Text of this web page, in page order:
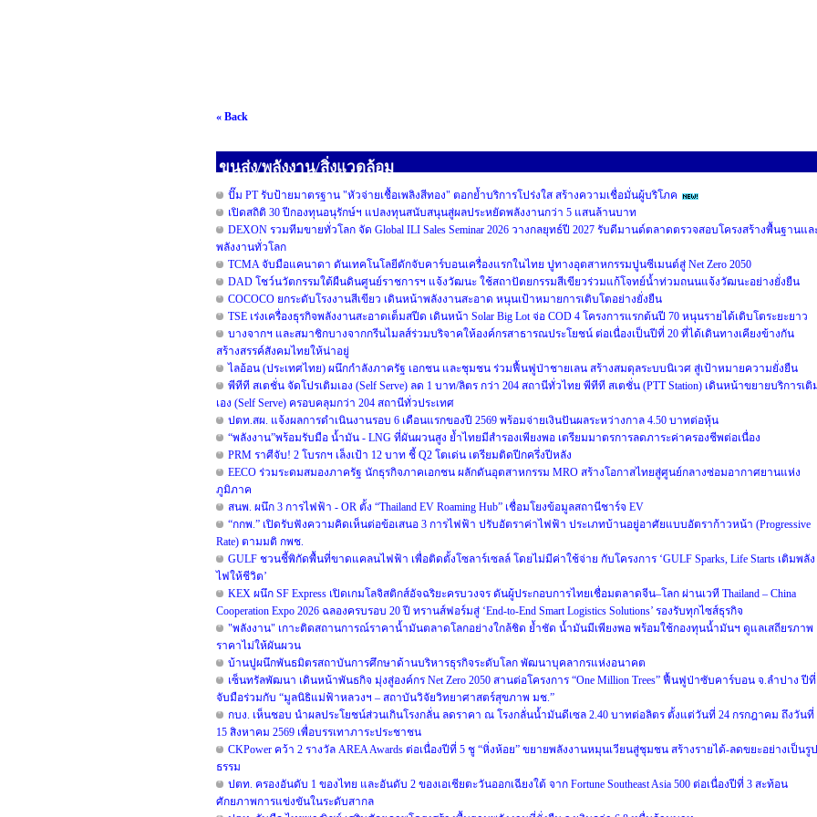
« Back
ขนส่ง/พลังงาน/สิ่งแวดล้อม
ปั๊ม PT รับป้ายมาตรฐาน "หัวจ่ายเชื้อเพลิงสีทอง" ตอกย้ำบริการโปร่งใส สร้างความเชื่อมั่นผู้บริโภค
เปิดสถิติ 30 ปีกองทุนอนุรักษ์ฯ แปลงทุนสนับสนุนสู่ผลประหยัดพลังงานกว่า 5 แสนล้านบาท
DEXON รวมทีมขายทั่วโลก จัด Global ILI Sales Seminar 2026 วางกลยุทธ์ปี 2027 รับดีมานด์ตลาดตรวจสอบโครงสร้างพื้นฐานแล
พลังงานทั่วโลก
TCMA จับมือแคนาดา ดันเทคโนโลยีดักจับคาร์บอนเครื่องแรกในไทย ปูทางอุตสาหกรรมปูนซีเมนต์สู่ Net Zero 2050
DAD โชว์นวัตกรรมใต้ผืนดินศูนย์ราชการฯ แจ้งวัฒนะ ใช้สถาปัตยกรรมสีเขียวร่วมแก้โจทย์น้ำท่วมถนนแจ้งวัฒนะอย่างยั่งยืน
COCOCO ยกระดับโรงงานสีเขียว เดินหน้าพลังงานสะอาด หนุนเป้าหมายการเติบโตอย่างยั่งยืน
TSE เร่งเครื่องธุรกิจพลังงานสะอาดเต็มสปีด เดินหน้า Solar Big Lot จ่อ COD 4 โครงการแรกต้นปี 70 หนุนรายได้เติบโตระยะยาว
บางจากฯ และสมาชิกบางจากกรีนไมลส์ร่วมบริจาคให้องค์กรสาธารณประโยชน์ ต่อเนื่องเป็นปีที่ 20 ที่ได้เดินทางเคียงข้างกัน
สร้างสรรค์สังคมไทยให้น่าอยู่
ไลอ้อน (ประเทศไทย) ผนึกกำลังภาครัฐ เอกชน และชุมชน ร่วมฟื้นฟูป่าชายเลน สร้างสมดุลระบบนิเวศ สู่เป้าหมายความยั่งยืน
พีทีที สเตชั่น จัดโปรเติมเอง (Self Serve) ลด 1 บาท/ลิตร กว่า 204 สถานีทั่วไทย พีทีที สเตชั่น (PTT Station) เดินหน้าขยายบริการเติ
เอง (Self Serve) ครอบคลุมกว่า 204 สถานีทั่วประเทศ
ปตท.สผ. แจ้งผลการดำเนินงานรอบ 6 เดือนแรกของปี 2569 พร้อมจ่ายเงินปันผลระหว่างกาล 4.50 บาทต่อหุ้น
“พลังงาน”พร้อมรับมือ น้ำมัน - LNG ที่ผันผวนสูง ย้ำไทยมีสำรองเพียงพอ เตรียมมาตรการลดภาระค่าครองชีพต่อเนื่อง
PRM ราศีจับ! 2 โบรกฯ เล็งเป้า 12 บาท ชี้ Q2 โตเด่น เตรียมติดปีกครึ่งปีหลัง
EECO ร่วมระดมสมองภาครัฐ นักธุรกิจภาคเอกชน ผลักดันอุตสาหกรรม MRO สร้างโอกาสไทยสู่ศูนย์กลางซ่อมอากาศยานแห่ง
ภูมิภาค
สนพ. ผนึก 3 การไฟฟ้า - OR ตั้ง “Thailand EV Roaming Hub” เชื่อมโยงข้อมูลสถานีชาร์จ EV
“กกพ.” เปิดรับฟังความคิดเห็นต่อข้อเสนอ 3 การไฟฟ้า ปรับอัตราค่าไฟฟ้า ประเภทบ้านอยู่อาศัยแบบอัตราก้าวหน้า (Progressive
Rate) ตามมติ กพช.
GULF ชวนชี้พิกัดพื้นที่ขาดแคลนไฟฟ้า เพื่อติดตั้งโซลาร์เซลล์ โดยไม่มีค่าใช้จ่าย กับโครงการ ‘GULF Sparks, Life Starts เติมพลัง
ไฟให้ชีวิต’
KEX ผนึก SF Express เปิดเกมโลจิสติกส์อัจฉริยะครบวงจร ดันผู้ประกอบการไทยเชื่อมตลาดจีน–โลก ผ่านเวที Thailand – China
Cooperation Expo 2026 ฉลองครบรอบ 20 ปี ทรานส์ฟอร์มสู่ ‘End-to-End Smart Logistics Solutions’ รองรับทุกไซส์ธุรกิจ
"พลังงาน" เกาะติดสถานการณ์ราคาน้ำมันตลาดโลกอย่างใกล้ชิด ย้ำชัด น้ำมันมีเพียงพอ พร้อมใช้กองทุนน้ำมันฯ ดูแลเสถียรภาพ
ราคาไม่ให้ผันผวน
บ้านปูผนึกพันธมิตรสถาบันการศึกษาด้านบริหารธุรกิจระดับโลก พัฒนาบุคลากรแห่งอนาคต
เซ็นทรัลพัฒนา เดินหน้าพันธกิจ มุ่งสู่องค์กร Net Zero 2050 สานต่อโครงการ “One Million Trees” ฟื้นฟูป่าซับคาร์บอน จ.ลำปาง ปีที่
จับมือร่วมกับ “มูลนิธิแม่ฟ้าหลวงฯ – สถาบันวิจัยวิทยาศาสตร์สุขภาพ มช.”
กบง. เห็นชอบ นำผลประโยชน์ส่วนเกินโรงกลั่น ลดราคา ณ โรงกลั่นน้ำมันดีเซล 2.40 บาทต่อลิตร ตั้งแต่วันที่ 24 กรกฎาคม ถึงวันที่
15 สิงหาคม 2569 เพื่อบรรเทาภาระประชาชน
CKPower คว้า 2 รางวัล AREA Awards ต่อเนื่องปีที่ 5 ชู “หิ่งห้อย” ขยายพลังงานหมุนเวียนสู่ชุมชน สร้างรายได้-ลดขยะอย่างเป็นรูป
ธรรม
ปตท. ครองอันดับ 1 ของไทย และอันดับ 2 ของเอเชียตะวันออกเฉียงใต้ จาก Fortune Southeast Asia 500 ต่อเนื่องปีที่ 3 สะท้อน
ศักยภาพการแข่งขันในระดับสากล